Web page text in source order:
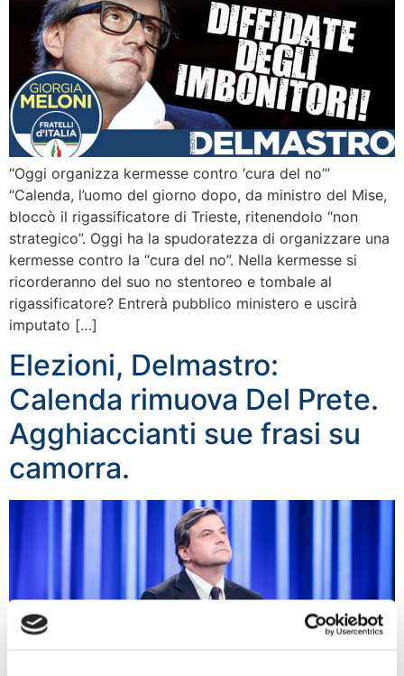
“Oggi organizza kermesse contro ‘cura del no’”
“Calenda, l’uomo del giorno dopo, da ministro del Mise,
bloccò il rigassificatore di Trieste, ritenendolo “non
strategico”. Oggi ha la spudoratezza di organizzare una
kermesse contro la “cura del no”. Nella kermesse si
ricorderanno del suo no stentoreo e tombale al
rigassificatore? Entrerà pubblico ministero e uscirà
imputato […]
Elezioni, Delmastro:
Calenda rimuova Del Prete.
Agghiaccianti sue frasi su
camorra.